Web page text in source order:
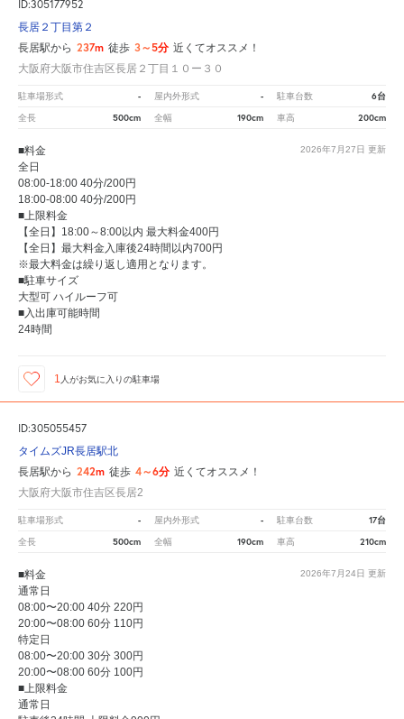
ID:305177952
長居２丁目第２
長居駅から 237m 徒歩 3～5分 近くてオススメ！
大阪府大阪市住吉区長居２丁目１０ー３０
駐車場形式 - 屋内外形式 - 駐車台数 6台
全長 500cm 全幅 190cm 車高 200cm
2026年7月27日 更新
■料金
全日
08:00-18:00 40分/200円
18:00-08:00 40分/200円
■上限料金
【全日】18:00～8:00以内 最大料金400円
【全日】最大料金入庫後24時間以内700円
※最大料金は繰り返し適用となります。
■駐車サイズ
大型可 ハイルーフ可
■入出庫可能時間
24時間
1 人がお気に入りの駐車場
ID:305055457
タイムズJR長居駅北
長居駅から 242m 徒歩 4～6分 近くてオススメ！
大阪府大阪市住吉区長居2
駐車場形式 - 屋内外形式 - 駐車台数 17台
全長 500cm 全幅 190cm 車高 210cm
2026年7月24日 更新
■料金
通常日
08:00〜20:00 40分 220円
20:00〜08:00 60分 110円
特定日
08:00〜20:00 30分 300円
20:00〜08:00 60分 100円
■上限料金
通常日